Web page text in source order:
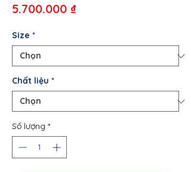
5.700.000 ₫Giá
Size *
Chất liệu *
Số lượng *